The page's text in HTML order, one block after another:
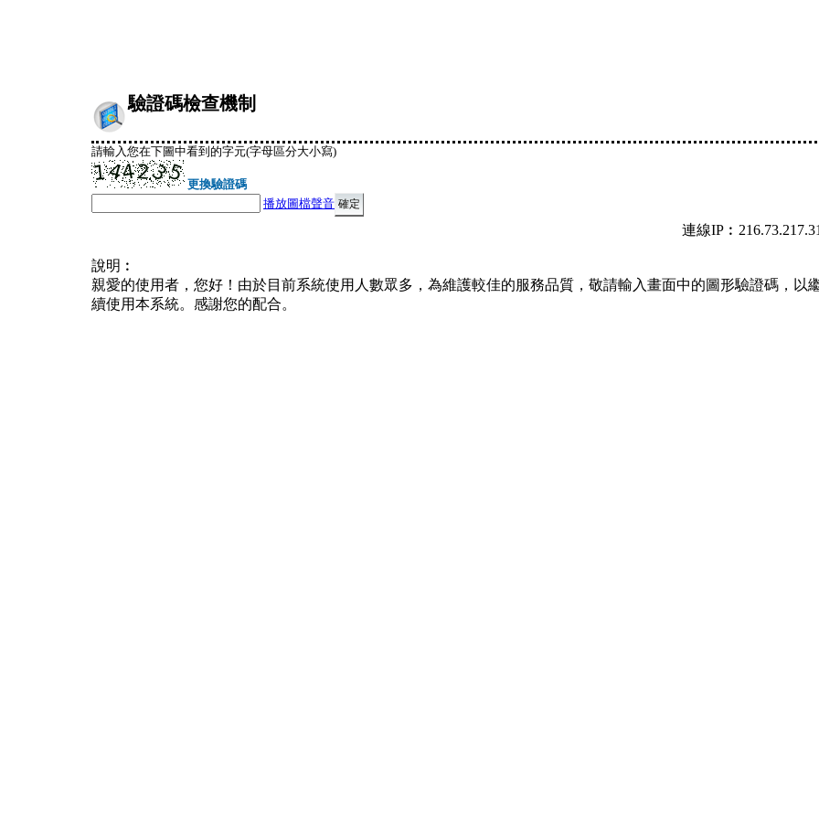
驗證碼檢查機制
請輸入您在下圖中看到的字元(字母區分大小寫)
更換驗證碼
播放圖檔聲音
連線
說明︰
親愛的使用者，您好！由於目前系統使用人數眾多，為維護較佳的服務品質，敬請輸入畫面中的圖形驗證碼，以
續使用本系統。感謝您的配合。